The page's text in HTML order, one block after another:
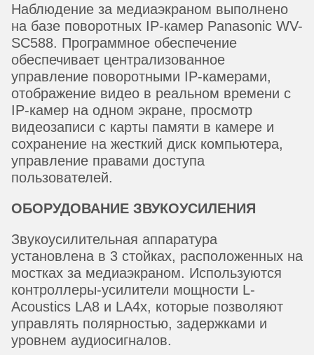
Наблюдение за медиаэкраном выполнено
на базе поворотных IP-камер Panasonic WV-
SC588. Программное обеспечение
обеспечивает централизованное
управление поворотными IP-камерами,
отображение видео в реальном времени с
IP-камер на одном экране, просмотр
видеозаписи с карты памяти в камере и
сохранение на жесткий диск компьютера,
управление правами доступа
пользователей.
ОБОРУДОВАНИЕ ЗВУКОУСИЛЕНИЯ
Звукоусилительная аппаратура
установлена в 3 стойках, расположенных на
мостках за медиаэкраном. Используются
контроллеры-усилители мощности L-
Acoustics LA8 и LA4x, которые позволяют
управлять полярностью, задержками и
уровнем аудиосигналов.